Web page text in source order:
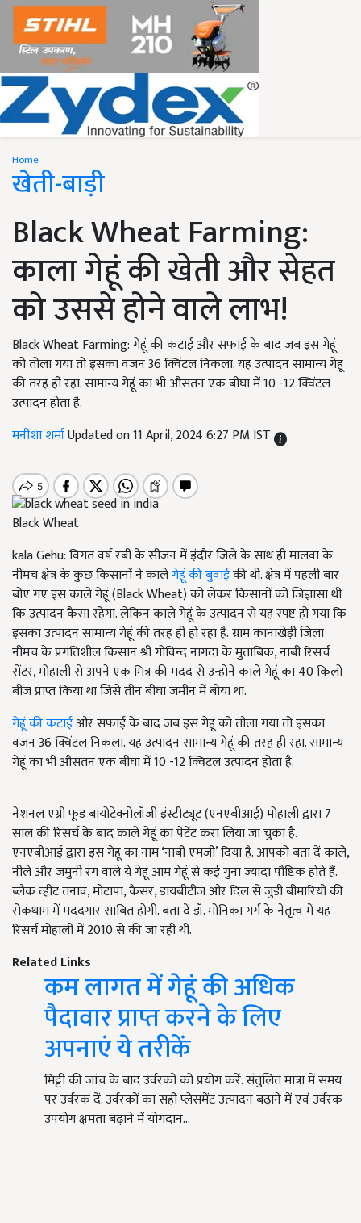
Home
खेती-बाड़ी
Black Wheat Farming:
काला गेहूं की खेती और सेहत
को उससे होने वाले लाभ!
Black Wheat Farming: गेहूं की कटाई और सफाई के बाद जब इस गेहूं
को तोला गया तो इसका वजन 36 क्विंटल निकला. यह उत्पादन सामान्य गेहूं
की तरह ही रहा. सामान्य गेहूं का भी औसतन एक बीघा में 10 -12 क्विंटल
उत्पादन होता है.
मनीशा शर्माUpdated on 11 April, 2024 6:27 PM IST
Black Wheat
kala Gehu:विगत वर्ष रबी के सीजन में इंदौर जिले के साथ ही मालवा के
नीमच क्षेत्र के कुछ किसानों ने कालेगेहूं की बुवाईकी थी. क्षेत्र में पहली बार
बोए गए इस काले गेहूं (Black Wheat)को लेकर किसानों को जिज्ञासा थी
कि उत्पादन कैसा रहेगा. लेकिन काले गेहूं के उत्पादन से यह स्पष्ट हो गया कि
इसका उत्पादन सामान्य गेहूं की तरह ही हो रहा है. ग्राम कानाखेड़ी जिला
नीमच के प्रगतिशील किसान श्री गोविन्द नागदा के मुताबिक, नाबी रिसर्च
सेंटर, मोहाली से अपने एक मित्र की मदद से उन्होने काले गेहूं का 40 किलो
बीज प्राप्त किया था जिसे तीन बीघा जमीन में बोया था.
गेहूं की कटाईऔर सफाई के बाद जब इस गेहूं को तौला गया तो इसका
वजन 36 क्विंटल निकला. यह उत्पादन सामान्य गेहूं की तरह ही रहा. सामान्य
गेहूं का भी औसतन एक बीघा में 10 -12 क्विंटल उत्पादन होता है.
नेशनल एग्री फूड बायोटेक्नोलॉजी इंस्टीट्यूट (एनएबीआई) मोहाली द्वारा 7
साल की रिसर्च के बाद काले गेहूं का पेटेंट करा लिया जा चुका है.
एनएबीआई द्वारा इस गेंहू का नाम ‘नाबी एमजी’ दिया है. आपको बता दें काले,
नीले और जमुनी रंग वाले ये गेहूं आम गेहूं से कई गुना ज्यादा पौष्टिक होते हैं.
ब्लैक व्हीट तनाव, मोटापा, कैंसर, डायबीटीज और दिल से जुडी बीमारियों की
रोकथाम में मददगार साबित होगी. बता दें डॉ. मोनिका गर्ग के नेतृत्व में यह
रिसर्च मोहाली में 2010 से की जा रही थी.
Related Links
कम लागत में गेहूं की अधिक
पैदावार प्राप्त करने के लिए
अपनाएं ये तरीकें
मिट्टी की जांच के बाद उर्वरकों को प्रयोग करें. संतुलित मात्रा में समय
पर उर्वरक दें. उर्वरकों का सही प्लेसमेंट उत्पादन बढ़ाने में एवं उर्वरक
उपयोग क्षमता बढ़ाने में योगदान…